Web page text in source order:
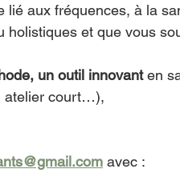
lié aux fréquences, à la
holistiques et que vous
un outil innovant en
atelier court…),
avec :